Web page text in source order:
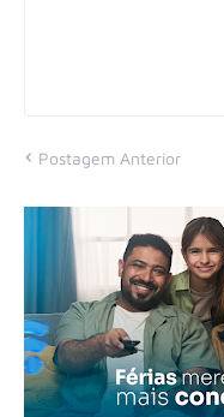
Postagem Anterior